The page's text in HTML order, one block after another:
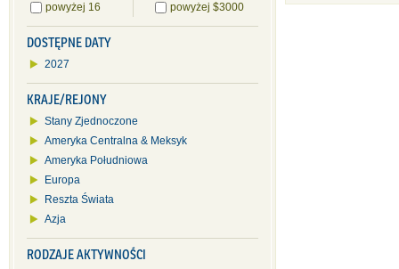
powyżej 16
powyżej $3000
DOSTĘPNE DATY
2027
KRAJE/REJONY
Stany Zjednoczone
Ameryka Centralna & Meksyk
Ameryka Południowa
Europa
Reszta Świata
Azja
RODZAJE AKTYWNOŚCI